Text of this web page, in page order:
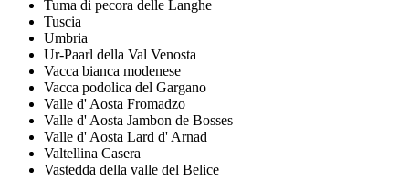
Tuma di pecora delle Langhe
Tuscia
Umbria
Ur-Paarl della Val Venosta
Vacca bianca modenese
Vacca podolica del Gargano
Valle d' Aosta Fromadzo
Valle d' Aosta Jambon de Bosses
Valle d' Aosta Lard d' Arnad
Valtellina Casera
Vastedda della valle del Belice